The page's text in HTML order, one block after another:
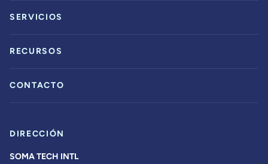
SERVICIOS
RECURSOS
CONTACTO
DIRECCIÓN
SOMA TECH INTL